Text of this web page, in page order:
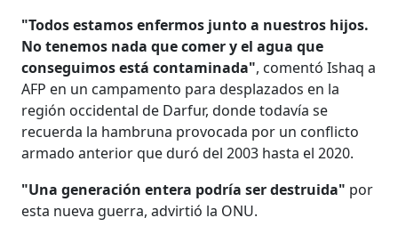
"Todos estamos enfermos junto a nuestros hijos.
No tenemos nada que comer y el agua que
conseguimos está contaminada", comentó Ishaq a
AFP en un campamento para desplazados en la
región occidental de Darfur, donde todavía se
recuerda la hambruna provocada por un conflicto
armado anterior que duró del 2003 hasta el 2020.
"Una generación entera podría ser destruida" por
esta nueva guerra, advirtió la ONU.